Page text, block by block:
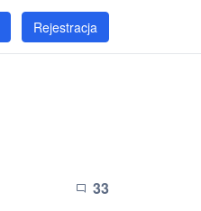
Rejestracja
chat_bubble_outline 33